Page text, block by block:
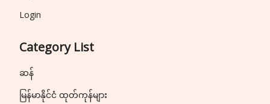
Login
Category List
ဆန်
မြန်မာနိုင်ငံ ထုတ်ကုန်များ